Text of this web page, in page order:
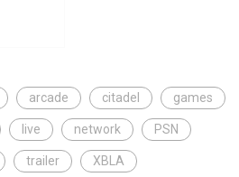
arcade citadel games
live network PSN
trailer XBLA